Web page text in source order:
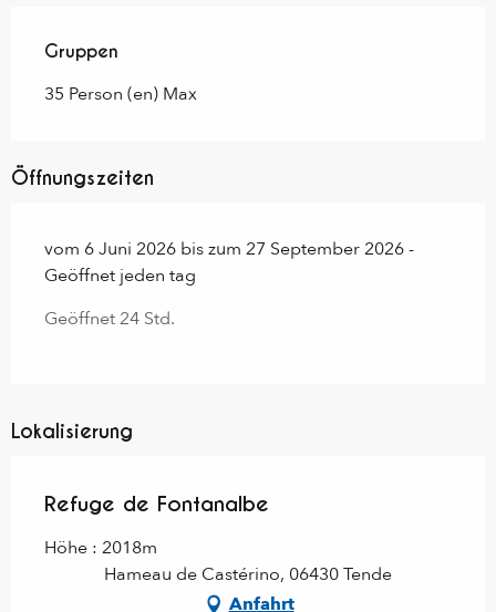
Gruppen
Gruppen
35 Person (en) Max
Öffnungszeiten
vom 6 Juni 2026 bis zum 27 September 2026 -
Geöffnet jeden tag
Geöffnet 24 Std.
Lokalisierung
Refuge de Fontanalbe
Höhe : 2018m
Hameau de Castérino, 06430 Tende
Anfahrt